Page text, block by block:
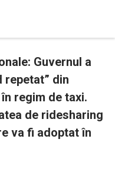
Guvernul a
repetat” din
regim de taxi.
de ridesharing
va fi adoptat în